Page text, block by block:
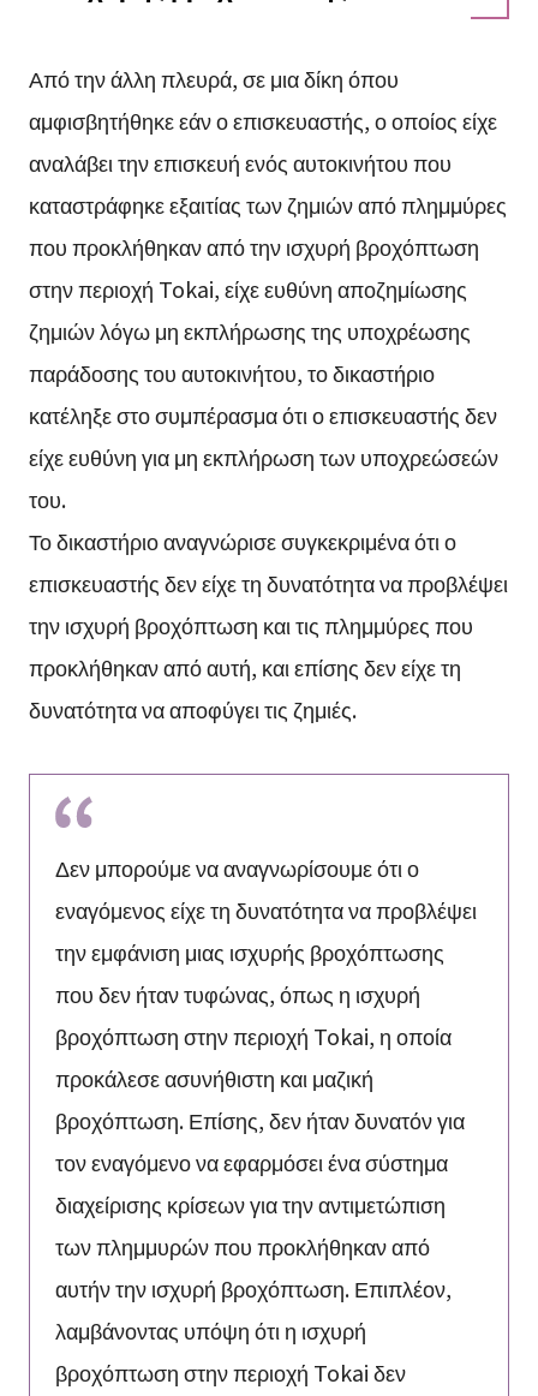
Από την άλλη πλευρά, σε μια δίκη όπου
αμφισβητήθηκε εάν ο επισκευαστής, ο οποίος είχε
αναλάβει την επισκευή ενός αυτοκινήτου που
καταστράφηκε εξαιτίας των ζημιών από πλημμύρες
που προκλήθηκαν από την ισχυρή βροχόπτωση
στην περιοχή Tokai, είχε ευθύνη αποζημίωσης
ζημιών λόγω μη εκπλήρωσης της υποχρέωσης
παράδοσης του αυτοκινήτου, το δικαστήριο
κατέληξε στο συμπέρασμα ότι ο επισκευαστής δεν
είχε ευθύνη για μη εκπλήρωση των υποχρεώσεών
του.
Το δικαστήριο αναγνώρισε συγκεκριμένα ότι ο
επισκευαστής δεν είχε τη δυνατότητα να προβλέψει
την ισχυρή βροχόπτωση και τις πλημμύρες που
προκλήθηκαν από αυτή, και επίσης δεν είχε τη
δυνατότητα να αποφύγει τις ζημιές.
Δεν μπορούμε να αναγνωρίσουμε ότι ο
εναγόμενος είχε τη δυνατότητα να προβλέψει
την εμφάνιση μιας ισχυρής βροχόπτωσης
που δεν ήταν τυφώνας, όπως η ισχυρή
βροχόπτωση στην περιοχή Tokai, η οποία
προκάλεσε ασυνήθιστη και μαζική
βροχόπτωση. Επίσης, δεν ήταν δυνατόν για
τον εναγόμενο να εφαρμόσει ένα σύστημα
διαχείρισης κρίσεων για την αντιμετώπιση
των πλημμυρών που προκλήθηκαν από
αυτήν την ισχυρή βροχόπτωση. Επιπλέον,
λαμβάνοντας υπόψη ότι η ισχυρή
βροχόπτωση στην περιοχή Tokai δεν